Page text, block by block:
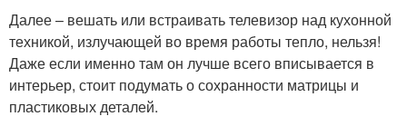
Далее – вешать или встраивать телевизор над кухонной
техникой, излучающей во время работы тепло, нельзя!
Даже если именно там он лучше всего вписывается в
интерьер, стоит подумать о сохранности матрицы и
пластиковых деталей.